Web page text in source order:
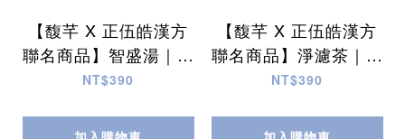
【馥芊 X 正伍皓漢方
聯名商品】智盛湯｜滋
補強身，增強體力，強
健持久！
NT$390
【馥芊 X 正伍皓漢方
聯名商品】淨濾茶｜喝
的空氣清淨機，防護呼
吸道順暢！
NT$390